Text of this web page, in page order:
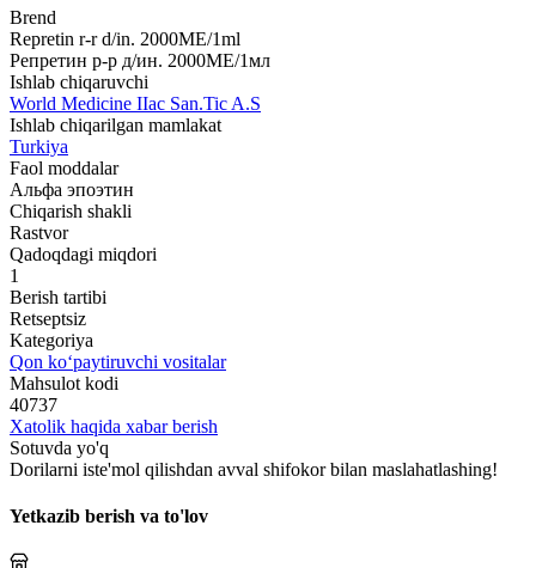
Brend
Repretin r-r d/in. 2000MЕ/1ml
Репретин р-р д/ин. 2000МЕ/1мл
Ishlab chiqaruvchi
World Мedicine IIac San.Tic A.S
Ishlab chiqarilgan mamlakat
Turkiya
Faol moddalar
Альфа эпоэтин
Chiqarish shakli
Rastvor
Qadoqdagi miqdori
1
Berish tartibi
Retseptsiz
Kategoriya
Qon ko‘paytiruvchi vositalar
Mahsulot kodi
40737
Xatolik haqida xabar berish
Sotuvda yo'q
Dorilarni iste'mol qilishdan avval shifokor bilan maslahatlashing!
Yetkazib berish va to'lov